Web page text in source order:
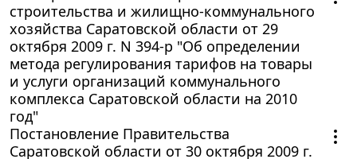
строительства и жилищно-коммунального
хозяйства Саратовской области от 29
октября 2009 г. N 394-p "Об определении
метода регулирования тарифов на товары
и услуги организаций коммунального
комплекса Саратовской области на 2010
год"
Постановление Правительства
Саратовской области от 30 октября 2009 г.